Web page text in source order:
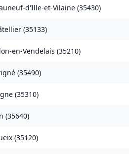
d'Ille-et-Vilaine (35430)
(35133)
en-Vendelais (35210)
(35490)
(35310)
(35640)
(35120)